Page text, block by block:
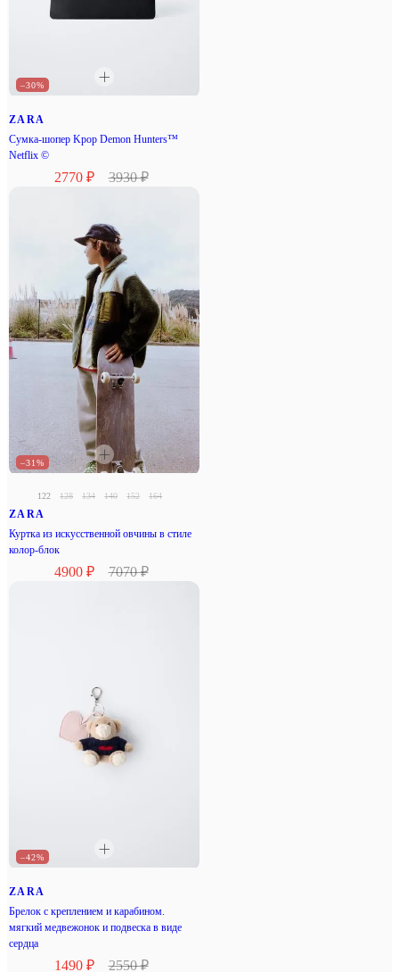
–30%
ZARA
Сумка-шопер Kpop Demon Hunters™
Netflix ©
2770 ₽ 3930 ₽
–31%
122 128 134 140 152 164
ZARA
Куртка из искусственной овчины в стиле
колор-блок
4900 ₽ 7070 ₽
–42%
ZARA
Брелок с креплением и карабином.
мягкий медвежонок и подвеска в виде
сердца
1490 ₽ 2550 ₽